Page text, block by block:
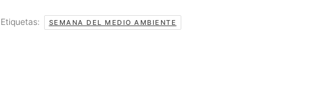
Etiquetas: SEMANA DEL MEDIO AMBIENTE